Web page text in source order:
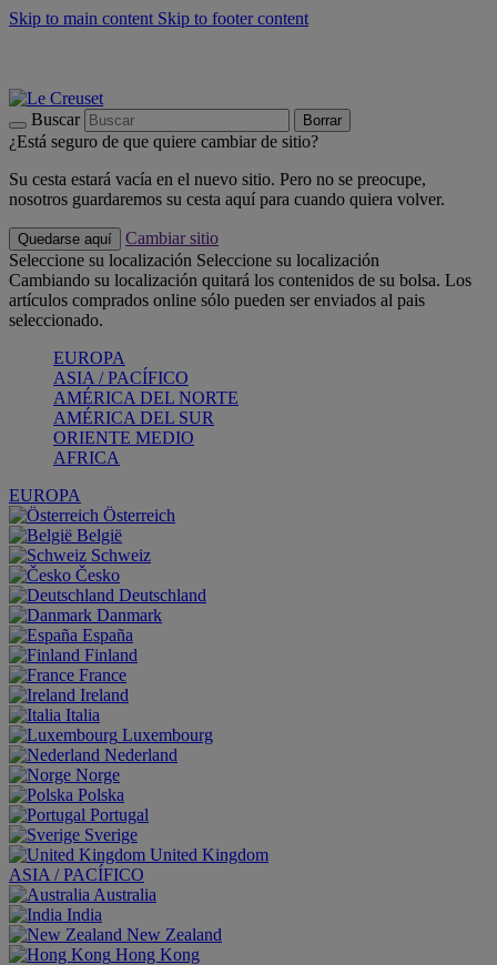
Skip to main content Skip to footer content
Buscar Borrar
¿Está seguro de que quiere cambiar de sitio?
Su cesta estará vacía en el nuevo sitio. Pero no se preocupe,
nosotros guardaremos su cesta aquí para cuando quiera volver.
Quedarse aquí
Cambiar sitio
Seleccione su localización Seleccione su localización
Cambiando su localización quitará los contenidos de su bolsa. Los
artículos comprados online sólo pueden ser enviados al pais
seleccionado.
EUROPA
ASIA / PACÍFICO
AMÉRICA DEL NORTE
AMÉRICA DEL SUR
ORIENTE MEDIO
AFRICA
EUROPA
Österreich
België
Schweiz
Česko
Deutschland
Danmark
España
Finland
France
Ireland
Italia
Luxembourg
Nederland
Norge
Polska
Portugal
Sverige
United Kingdom
ASIA / PACÍFICO
Australia
India
New Zealand
Hong Kong